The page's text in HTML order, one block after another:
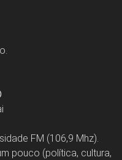
FM (106,9 Mhz).
pouco (política, cultura,